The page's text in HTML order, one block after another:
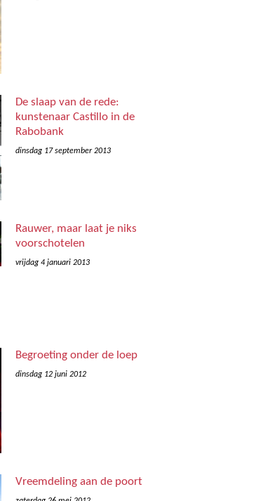
De slaap van de rede:
kunstenaar Castillo in de
Rabobank
dinsdag 17 september 2013
Rauwer, maar laat je niks
voorschotelen
vrijdag 4 januari 2013
Begroeting onder de loep
dinsdag 12 juni 2012
Vreemdeling aan de poort